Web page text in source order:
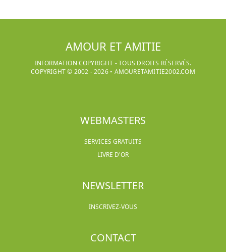
AMOUR ET AMITIE
INFORMATION COPYRIGHT - TOUS DROITS RÉSERVÉS.
COPYRIGHT © 2002 -2026• AMOURETAMITIE2002.COM
WEBMASTERS
SERVICES GRATUITS
LIVRE D'OR
NEWSLETTER
INSCRIVEZ-VOUS
CONTACT